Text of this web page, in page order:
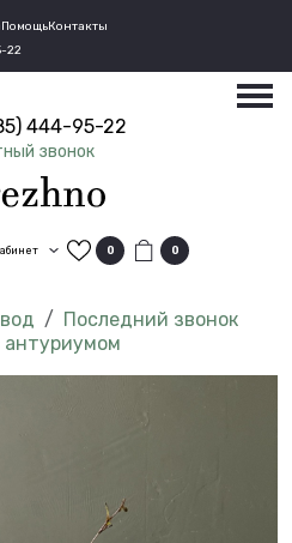
ПомощьКонтакты
22
444-95-22
звонок
0 0
Последний звонок
антуриумом